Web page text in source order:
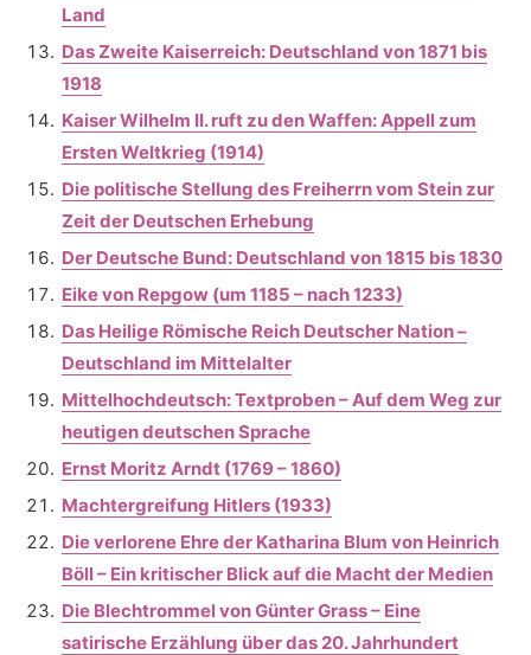
Land
Das Zweite Kaiserreich: Deutschland von 1871 bis
1918
Kaiser Wilhelm II. ruft zu den Waffen: Appell zum
Ersten Weltkrieg (1914)
Die politische Stellung des Freiherrn vom Stein zur
Zeit der Deutschen Erhebung
Der Deutsche Bund: Deutschland von 1815 bis 1830
Eike von Repgow (um 1185 – nach 1233)
Das Heilige Römische Reich Deutscher Nation –
Deutschland im Mittelalter
Mittelhochdeutsch: Textproben – Auf dem Weg zur
heutigen deutschen Sprache
Ernst Moritz Arndt (1769 – 1860)
Machtergreifung Hitlers (1933)
Die verlorene Ehre der Katharina Blum von Heinrich
Böll – Ein kritischer Blick auf die Macht der Medien
Die Blechtrommel von Günter Grass – Eine
satirische Erzählung über das 20. Jahrhundert